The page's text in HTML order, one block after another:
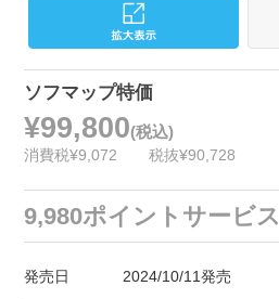
ソフマップ特価
¥99,800(税込)
消費税¥9,072 税抜¥90,728
9,980ポイントサービス
発売日 2024/10/11発売